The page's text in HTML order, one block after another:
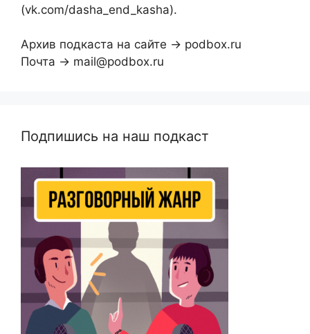
(vk.com/dasha_end_kasha).
Архив подкаста на сайте → podbox.ru
Почта → mail@podbox.ru
Подпишись на наш подкаст